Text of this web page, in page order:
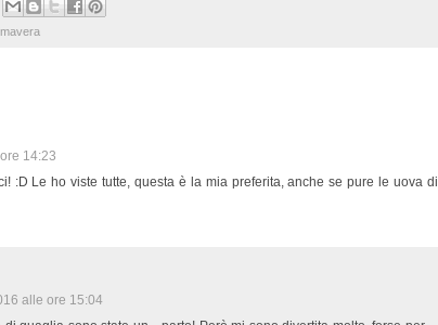
14:23
:D Le ho viste tutte, questa è la mia preferita, anche se pure le uova di
alle ore 15:04